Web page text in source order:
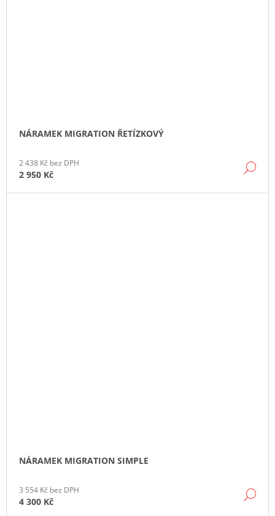
NÁRAMEK MIGRATION ŘETÍZKOVÝ
2 438 Kč bez DPH
2 950 Kč
NÁRAMEK MIGRATION SIMPLE
3 554 Kč bez DPH
4 300 Kč